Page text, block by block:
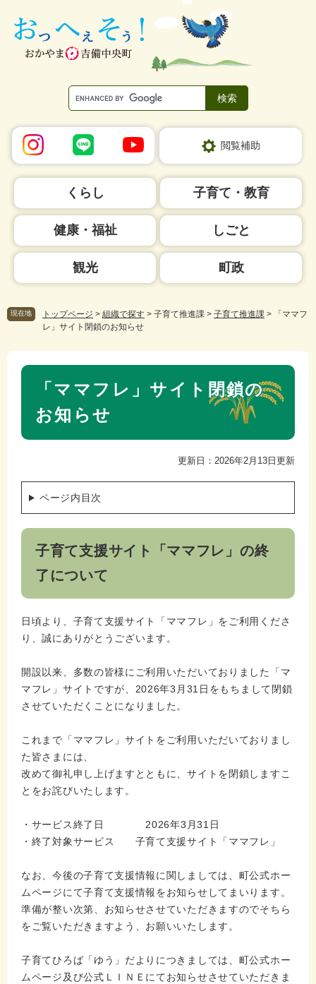
閲覧補助
くらし 子育て・教育
健康・福祉 しごと
観光 町政
現在地 トップページ > 組織で探す > 子育て推進課 > 子育て推進課 >
「ママフ
レ」サイト閉鎖のお知らせ
本
「ママフレ」サイト閉鎖の
お知らせ
更新日：2026年2月13日更新
ページ内目次
子育て支援サイト「ママフレ」の終
了について
日頃より、子育て支援サイト「ママフレ」をご利用くださ
り、誠にありがとうございます。
開設以来、多数の皆様にご利用いただいておりました「マ
マフレ」サイトですが、2026年3月31日をもちまして閉鎖
させていただくことになりました。
これまで「ママフレ」サイトをご利用いただいておりまし
た皆さまには、
改めて御礼申し上げますとともに、サイトを閉鎖しますこ
とをお詫びいたします。
・サービス終了日 2026年3月31日
・終了対象サービス 子育て支援サイト「ママフレ」
なお、今後の子育て支援情報に関しましては、町公式ホー
ムページにて子育て支援情報をお知らせしてまいります。
準備が整い次第、お知らせさせていただきますのでそちら
をご覧いただきますよう、お願いいたします。
子育てひろば「ゆう」だよりにつきましては、町公式ホー
ムページ及び公式ＬＩＮＥにてお知らせさせていただきま